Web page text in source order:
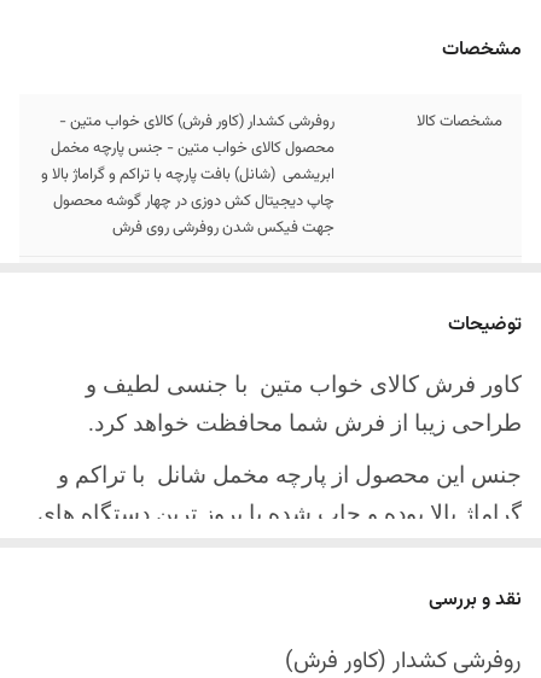
مشخصات
مشخصات کالا
روفرشی کشدار (کاور فرش) کالای خواب متین -
محصول کالای خواب متین - جنس پارچه مخمل
ابریشمی (شانل) بافت پارچه با تراکم و گراماژ بالا و
چاپ دیجیتال کش دوزی در چهار گوشه محصول
جهت فیکس شدن روفرشی روی فرش
ارسال کالا
آینده
توضیحات
کاور فرش کالای خواب متین با جنسی لطیف و
طراحی زیبا از فرش شما محافظت خواهد کرد.
جنس این محصول از پارچه مخمل شانل با تراکم و
گراماژ بالا بوده و چاپ شده با بروز ترین دستگاه های
چهار گوشه این محصول با کش باکیفیت دوخته‌شده
نقد و بررسی
روفرشی کشدار (کاور فرش)